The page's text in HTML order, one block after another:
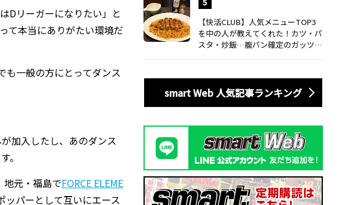
Dリーガーになりたい」と
て本当にありがたい環境だ
一般の方にとってダンス
加入したし、あのダンス
。
地元・福島でFORCE ELEME
ッパーとして互いにエース
【快活CLUB】人気メニューTOP3
を中の人が教えてくれた！カツ・パ
スタ・炒飯…腹パン確定のガッツリ
smart Web 人気記事ランキング